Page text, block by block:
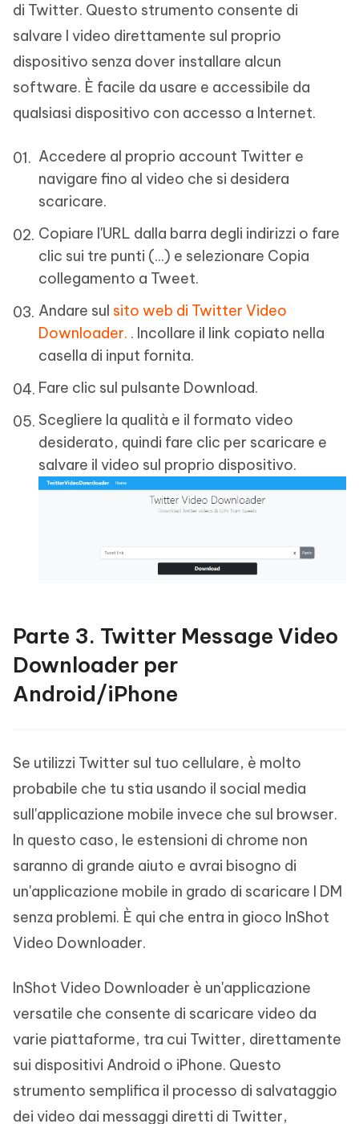
di Twitter. Questo strumento consente di
salvare I video direttamente sul proprio
dispositivo senza dover installare alcun
software. È facile da usare e accessibile da
qualsiasi dispositivo con accesso a Internet.
Accedere al proprio account Twitter e
navigare fino al video che si desidera
scaricare.
Copiare l'URL dalla barra degli indirizzi o fare
clic sui tre punti (...) e selezionare Copia
collegamento a Tweet.
Andare sul sito web di Twitter Video
Downloader. . Incollare il link copiato nella
casella di input fornita.
Fare clic sul pulsante Download.
Scegliere la qualità e il formato video
desiderato, quindi fare clic per scaricare e
salvare il video sul proprio dispositivo.
Parte 3. Twitter Message Video
Downloader per
Android/iPhone
Se utilizzi Twitter sul tuo cellulare, è molto
probabile che tu stia usando il social media
sull'applicazione mobile invece che sul browser.
In questo caso, le estensioni di chrome non
saranno di grande aiuto e avrai bisogno di
un'applicazione mobile in grado di scaricare I DM
senza problemi. È qui che entra in gioco InShot
Video Downloader.
InShot Video Downloader è un'applicazione
versatile che consente di scaricare video da
varie piattaforme, tra cui Twitter, direttamente
sui dispositivi Android o iPhone. Questo
strumento semplifica il processo di salvataggio
dei video dai messaggi diretti di Twitter,